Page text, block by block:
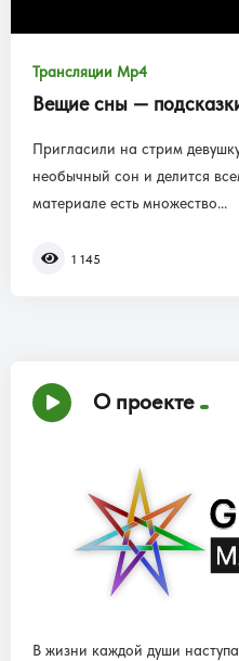
Трансляции Mp4
Вещие сны —
Пригласили на стрим
необычный сон и делится
материале есть множество...
1 145
О проекте
В жизни каждой души